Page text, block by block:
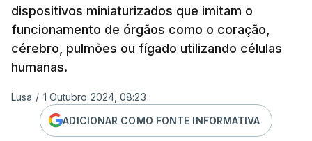
dispositivos miniaturizados que imitam o
funcionamento de órgãos como o coração,
cérebro, pulmões ou fígado utilizando células
humanas.
Lusa / 1 Outubro 2024, 08:23
ADICIONAR COMO FONTE INFORMATIVA